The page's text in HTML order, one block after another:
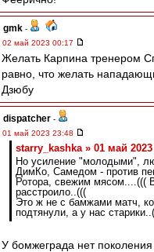
gmk -
02 май 2023 00:17
Желать Карпина тренером
равно, что желать
Дзюбу
dispatcher -
01 май 2023 23:48
starry_kashka » 01 май 2023
Но усиление "молодыми",
ДимКо, Самедом - против
Ротора, свежим мясом....(((
расстроило..(((
Это ж не с бамжами матч,
подтянули, а у нас
У бомжеграда нет